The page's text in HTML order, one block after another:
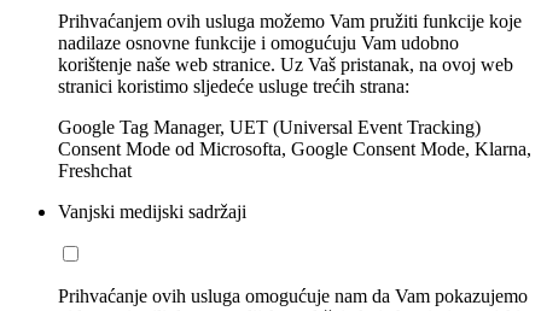
Prihvaćanjem ovih usluga možemo Vam pružiti funkcije koje
nadilaze osnovne funkcije i omogućuju Vam udobno
korištenje naše web stranice. Uz Vaš pristanak, na ovoj web
stranici koristimo sljedeće usluge trećih strana:
Google Tag Manager, UET (Universal Event Tracking)
Consent Mode od Microsofta, Google Consent Mode, Klarna,
Freshchat
Vanjski medijski sadržaji
Prihvaćanje ovih usluga omogućuje nam da Vam pokazujemo